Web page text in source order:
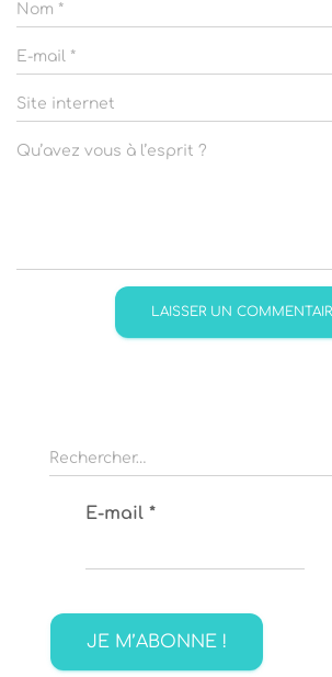
Nom *
E-mail *
Site internet
Qu’avez vous à l’esprit ?
R
e
h
r
Rechercher…
E-mail *